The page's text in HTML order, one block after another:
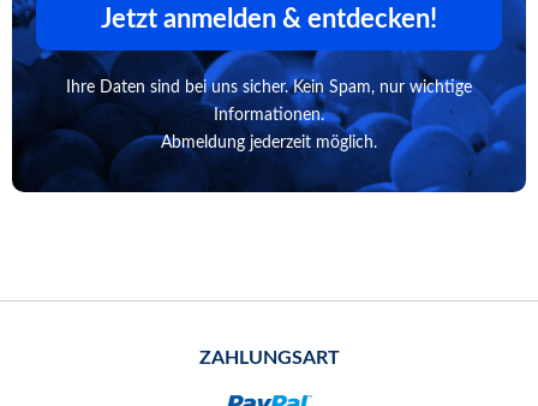
Jetzt anmelden & entdecken!
Ihre Daten sind bei uns sicher. Kein Spam, nur wichtige
Informationen.
Abmeldung jederzeit möglich.
ZAHLUNGSART